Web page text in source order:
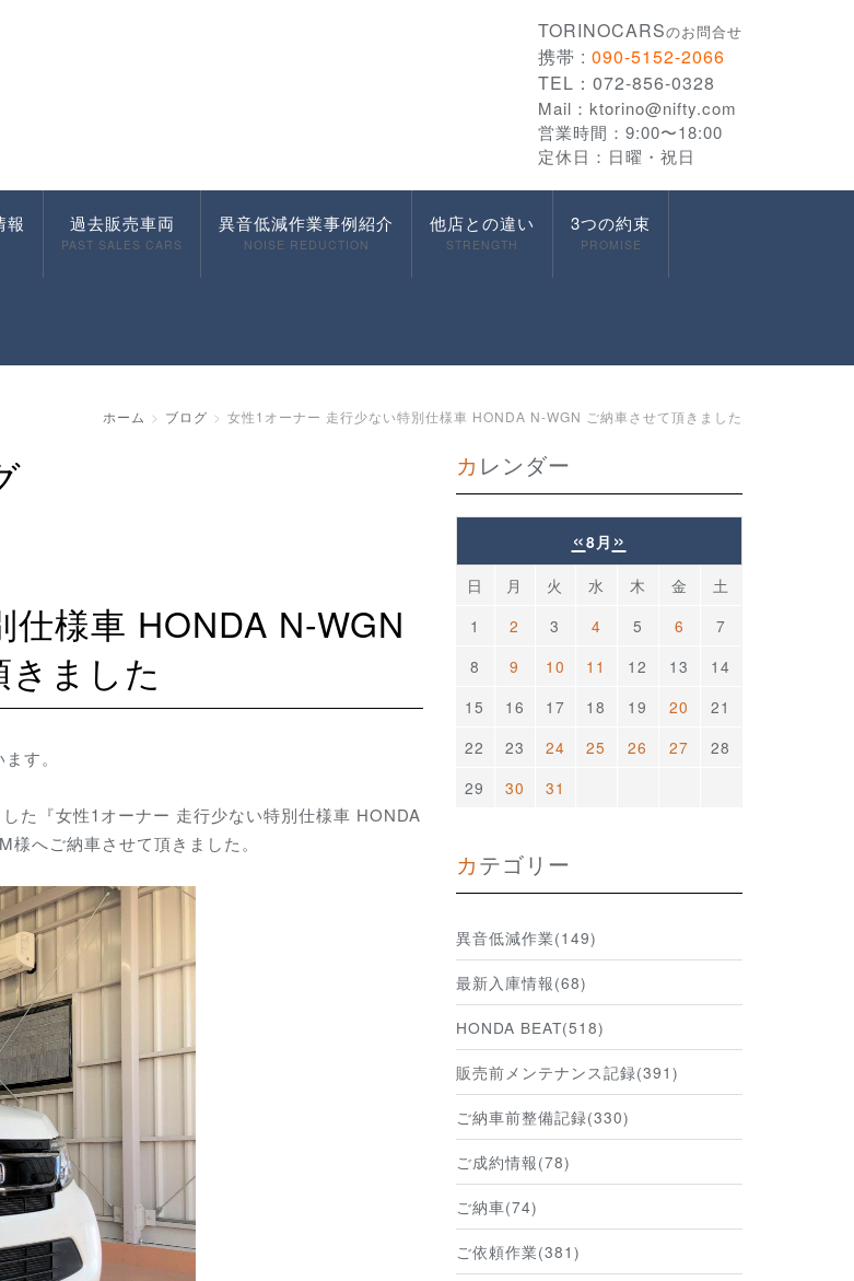
TORINOCARSのお問合せ
携帯 : 090-5152-2066
TEL：072-856-0328
Mail： ktorino@nifty.com
営業時間：9:00〜18:00
定休日：日曜・祝日
報 過去販売車両
PAST SALES CARS
異音低減作業事例紹介
NOISE REDUCTION
他店との違い
STRENGTH
3つの約束
PROMISE
ホーム ブログ 女性1オーナー 走行少ない特別仕様車 HONDA N-WGN ご納車させて頂きました
ました
す。
た『女性1オーナー 走行少ない特別仕様車 HONDA
へご納車させて頂きました。
カレンダー
«8月 »
日 月 火 水 木 金
土
1
2 3 4 5 6
7
8
9 10 11 12 13
14
15
16 17 18 19 20
21
22
23 24 25 26 27
28
29
30 31
カテゴリー
異音低減作業(149)
最新入庫情報(68)
HONDA BEAT(518)
販売前メンテナンス記録(391)
ご納車前整備記録(330)
ご成約情報(78)
ご納車(74)
ご依頼作業(381)